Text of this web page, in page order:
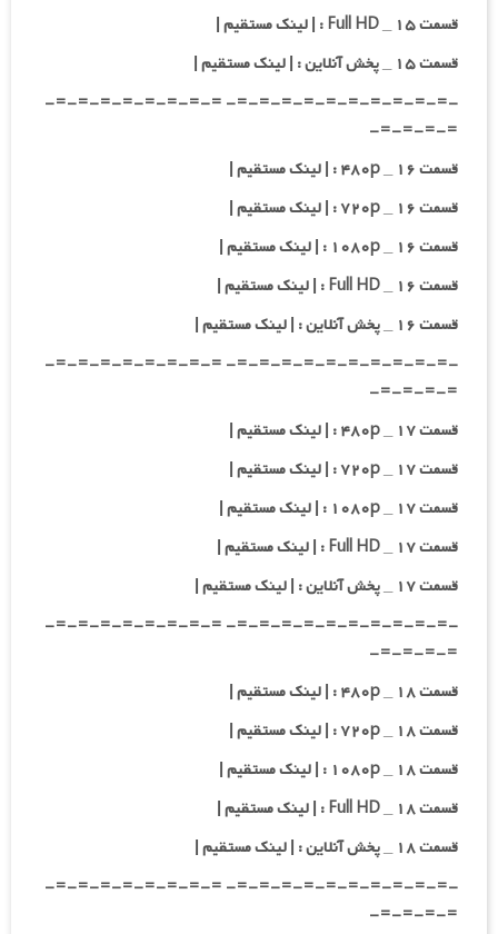
قسمت ۱۵ _ Full HD : | لینک مستقیم |
قسمت ۱۵ _ پخش آنلاین : | لینک مستقیم |
-=-=-=-=-=-=-=-=-=-=- =-=-=-=-=-=-=-=-
=-=-=-=-
قسمت ۱۶ _ ۴۸۰p : | لینک مستقیم |
قسمت ۱۶ _ ۷۲۰p : | لینک مستقیم |
قسمت ۱۶ _ ۱۰۸۰p : | لینک مستقیم |
قسمت ۱۶ _ Full HD : | لینک مستقیم |
قسمت ۱۶ _ پخش آنلاین : | لینک مستقیم |
-=-=-=-=-=-=-=-=-=-=- =-=-=-=-=-=-=-=-
=-=-=-=-
قسمت ۱۷ _ ۴۸۰p : | لینک مستقیم |
قسمت ۱۷ _ ۷۲۰p : | لینک مستقیم |
قسمت ۱۷ _ ۱۰۸۰p : | لینک مستقیم |
قسمت ۱۷ _ Full HD : | لینک مستقیم |
قسمت ۱۷ _ پخش آنلاین : | لینک مستقیم |
-=-=-=-=-=-=-=-=-=-=- =-=-=-=-=-=-=-=-
=-=-=-=-
قسمت ۱۸ _ ۴۸۰p : | لینک مستقیم |
قسمت ۱۸ _ ۷۲۰p : | لینک مستقیم |
قسمت ۱۸ _ ۱۰۸۰p : | لینک مستقیم |
قسمت ۱۸ _ Full HD : | لینک مستقیم |
قسمت ۱۸ _ پخش آنلاین : | لینک مستقیم |
-=-=-=-=-=-=-=-=-=-=- =-=-=-=-=-=-=-=-
=-=-=-=-